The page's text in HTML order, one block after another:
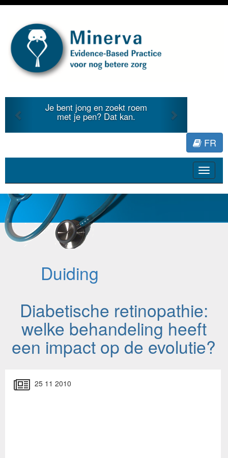
bent jong en zoekt roem
met je pen? Dat kan.
Previous
FR
Toggle
Duiding
Diabetische retinopathie:
welke behandeling heeft
een impact op de evolutie?
25 11 2010